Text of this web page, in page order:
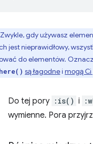
Zwykle, gdy używasz
jest nieprawidłowy,
do elementów.
są łagodnei mogą
Do tej pory :is() i
wymienne. Pora